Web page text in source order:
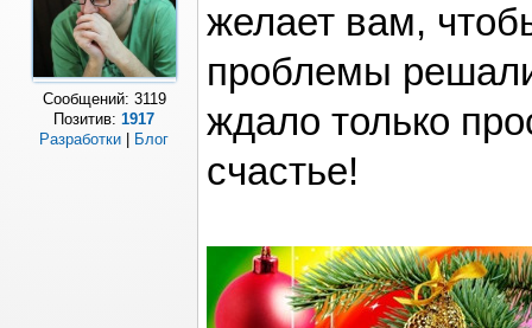
Сообщений: 3119
Позитив:1917
Разработки
Блог
желает вам,
проблемы
ждало только
счастье!